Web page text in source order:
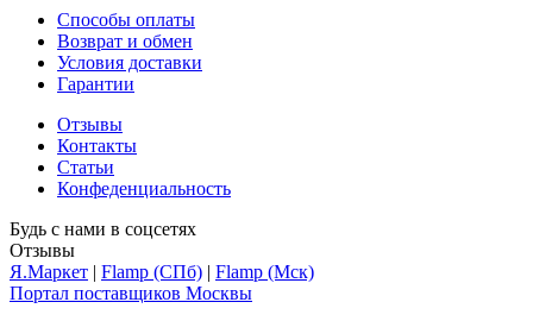
Способы оплаты
Возврат и обмен
Условия доставки
Гарантии
Отзывы
Контакты
Статьи
Конфеденциальность
Будь с нами в соцсетях
Отзывы
Я.Маркет | Flamp (СПб) | Flamp (Мск)
Портал поставщиков Москвы